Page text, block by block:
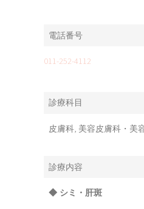
電話番号
011-252-4112
診療科目
皮膚科, 美容皮膚科・美
診療内容
◆ シミ・肝斑